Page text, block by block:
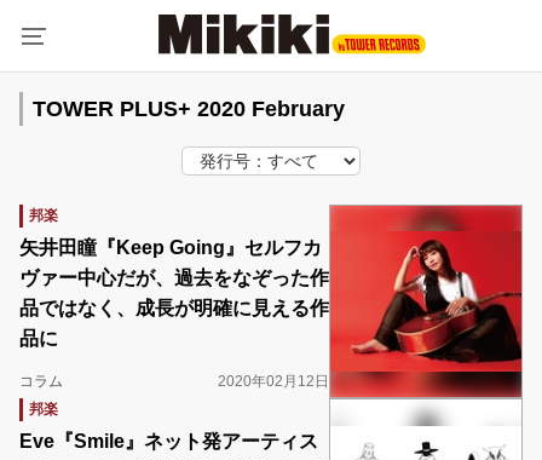
TOWER PLUS+ 2020 February
邦楽
矢井田瞳『Keep Going』セルフカ
ヴァー中心だが、過去をなぞった作
品ではなく、成長が明確に見える作
品に
コラム
2020年02月12日
邦楽
Eve『Smile』ネット発アーティス